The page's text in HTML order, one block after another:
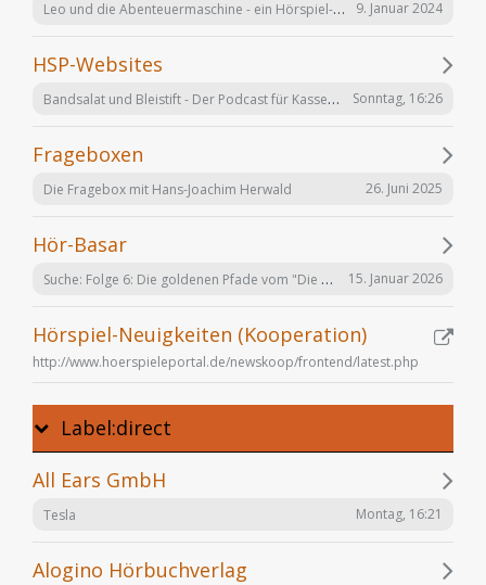
Leo und die Abenteuermaschine - ein Hörspiel-Desaster mit Happy End 9. Januar 2024
HSP-Websites
Bandsalat und Bleistift - Der Podcast für Kassetten-Kinder Sonntag, 16:26
Frageboxen
Die Fragebox mit Hans-Joachim Herwald 26. Juni 2025
Hör-Basar
Suche: Folge 6: Die goldenen Pfade vom "Die Elfen" Hörspiel von Bernhard Hennen 15. Januar 2026
Hörspiel-Neuigkeiten (Kooperation)
http://www.hoerspieleportal.de/newskoop/frontend/latest.php
Label:direct
All Ears GmbH
Tesla Montag, 16:21
Alogino Hörbuchverlag